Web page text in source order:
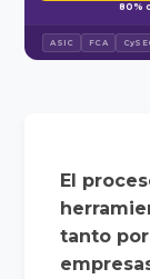
80%
ASIC FCA
El
tanto